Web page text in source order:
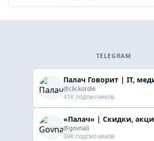
TELEGRAM
@clickordie
41K подписчиков
@govnali
39K подписчиков